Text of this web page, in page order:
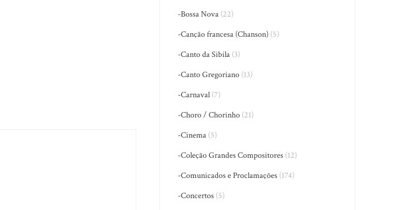
-Bossa Nova (22)
-Canção francesa (Chanson) (5)
-Canto da Sibila (3)
-Canto Gregoriano (13)
-Carnaval (7)
-Choro / Chorinho (21)
-Cinema (5)
-Coleção Grandes Compositores (12)
-Comunicados e Proclamações (174)
-Concertos (5)